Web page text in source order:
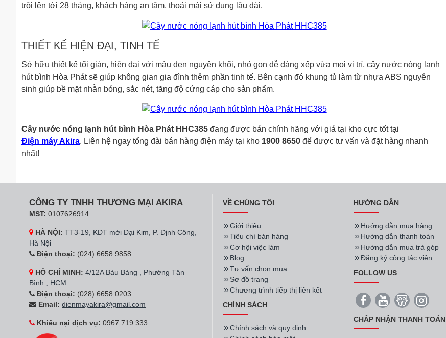
trội lên tới 28 tháng, khách hàng an tâm, thoải mái sử dụng lâu dài.
THIẾT KẾ HIỆN ĐẠI, TINH TẾ
Sở hữu thiết kế tối giản, hiện đại với màu đen nguyên khối, nhỏ gọn dễ dàng xếp vừa mọi vị trí, cây nước nóng lạnh
hút bình Hòa Phát sẽ giúp không gian gia đình thêm phần tinh tế. Bên cạnh đó khung tủ làm từ nhựa ABS nguyên
sinh giúp bề mặt nhẵn bóng, sắc nét, tăng độ cứng cáp cho sản phẩm.
Cây nước nóng lạnh hút bình Hòa Phát HHC385 đang được bán chính hãng với giá tại kho cực tốt tại
Điện máy Akira. Liên hệ ngay tổng đài bán hàng điện máy tại kho 1900 8650 để được tư vấn và đặt hàng nhanh
nhất!
CÔNG TY TNHH THƯƠNG MẠI AKIRA
MST: 0107626914
HÀ NỘI: TT3-19, KĐT mới Đại Kim, P. Định Công,
Hà Nội
Điện thoại: (024) 6658 9858
HỒ CHÍ MINH: 4/12A Bàu Bàng , Phường Tân
Bình , HCM
Điện thoại: (028) 6658 0203
Email: dienmayakira@gmail.com
Khiếu nại dịch vụ: 0967 719 333
VỀ CHÚNG TÔI
Giới thiệu
Tiêu chí bán hàng
Cơ hội việc làm
Blog
Tư vấn chọn mua
Sơ đồ trang
Chương trình tiếp thị liên kết
CHÍNH SÁCH
Chính sách và quy định
HƯỚNG DẪN
Hướng dẫn mua hàng
Hướng dẫn thanh toán
Hướng dẫn mua trả góp
Đăng ký cộng tác viên
FOLLOW US
CHẤP NHẬN THANH TOÁN